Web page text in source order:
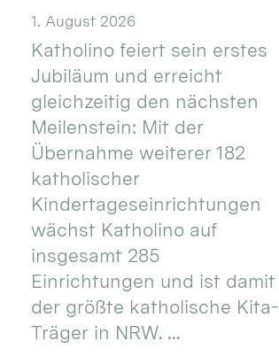
1. August 2026
Katholino feiert sein erstes
Jubiläum und erreicht
gleichzeitig den nächsten
Meilenstein: Mit der
Übernahme weiterer 182
katholischer
Kindertageseinrichtungen
wächst Katholino auf
insgesamt 285
Einrichtungen und ist damit
der größte katholische Kita-
Träger in NRW. ...